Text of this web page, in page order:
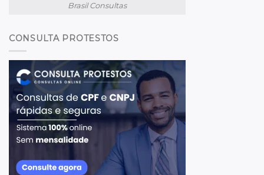
Brasil Consultas
CONSULTA PROTESTOS